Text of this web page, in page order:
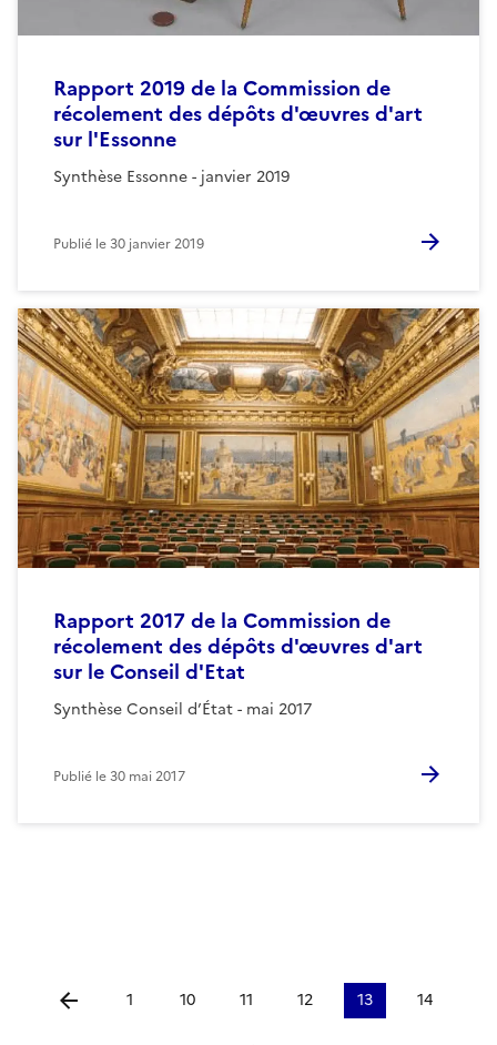
Rapport 2019 de la Commission de
récolement des dépôts d'œuvres d'art
sur l'Essonne
Synthèse Essonne - janvier 2019
Publié le30 janvier 2019
Rapport 2017 de la Commission de
récolement des dépôts d'œuvres d'art
sur le Conseil d'Etat
Synthèse Conseil d’État - mai 2017
Publié le30 mai 2017
Aller à la page précédente
1 10 11 12 13 14